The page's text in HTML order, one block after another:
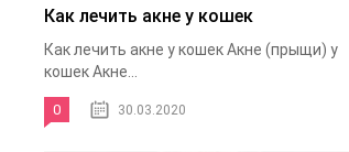
Как лечить акне у кошек
Как лечить акне у кошек Акне (прыщи) у
кошек Акне...
0 30.03.2020